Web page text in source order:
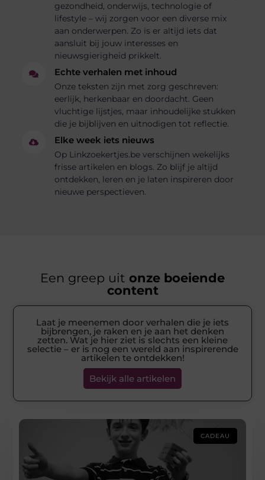
gezondheid, onderwijs, technologie of
lifestyle – wij zorgen voor een diverse mix
aan onderwerpen. Zo is er altijd iets dat
aansluit bij jouw interesses en
nieuwsgierigheid prikkelt.
Echte verhalen met inhoud
Onze teksten zijn met zorg geschreven:
eerlijk, herkenbaar en doordacht. Geen
vluchtige lijstjes, maar inhoudelijke stukken
die je bijblijven en uitnodigen tot reflectie.
Elke week iets nieuws
Op Linkzoekertjes.be verschijnen wekelijks
frisse artikelen en blogs. Zo blijf je altijd
ontdekken, leren en je laten inspireren door
nieuwe perspectieven.
Een greep uit onze boeiende
content
Laat je meenemen door verhalen die je iets
bijbrengen, je raken en je aan het denken
zetten. Wat je hier ziet is slechts een kleine
selectie – er is nog een wereld aan inspirerende
artikelen te ontdekken!
Bekijk alle artikelen
CADEAU